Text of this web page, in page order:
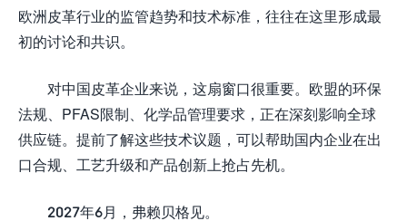
欧洲皮革行业的监管趋势和技术标准，往往在这里形成最
初的讨论和共识。
对中国皮革企业来说，这扇窗口很重要。欧盟的环保
法规、PFAS限制、化学品管理要求，正在深刻影响全球
供应链。提前了解这些技术议题，可以帮助国内企业在出
口合规、工艺升级和产品创新上抢占先机。
2027年6月，弗赖贝格见。